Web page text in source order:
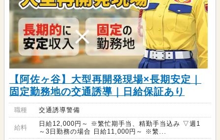
【阿佐ヶ谷】大型再開発現場×長期安定｜
固定勤務地の交通誘導｜日給保証あり
職種 交通誘導警備
給料
日給12,000円～ ※繁忙期手当、精勤手当込み ▽週1
～3日勤務の場合 日給11,000円～ ※繁...